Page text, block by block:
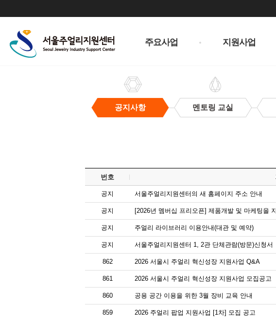
주요사업 지원사업
공지사항 멘토링 교실
번호
공지 서울주얼리지원센터의 새 홈페이지 주소 안내
공지 [2026년 멤버십 프리오픈] 제품개발 및 마케팅을
공지 주얼리 라이브러리 이용안내(대관 및 예약)
공지 서울주얼리지원센터 1, 2관 단체관람(방문)신청서
862 2026 서울시 주얼리 혁신성장 지원사업 Q&A
861 2026 서울시 주얼리 혁신성장 지원사업 모집공고
860 공용 공간 이용을 위한 3월 장비 교육 안내
859 2026 주얼리 팝업 지원사업 [1차] 모집 공고